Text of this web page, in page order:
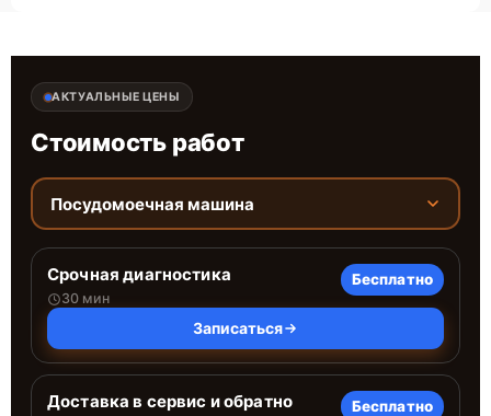
АКТУАЛЬНЫЕ ЦЕНЫ
Стоимость работ
Посудомоечная машина
Срочная диагностика
30 мин
Бесплатно
Записаться
Доставка в сервис и обратно Бесплатно